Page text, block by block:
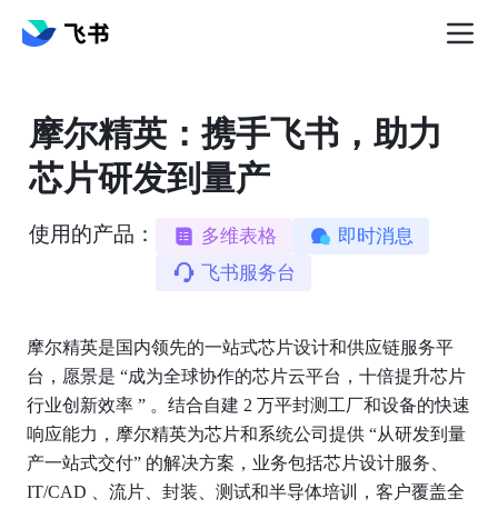
摩尔精英：携手飞书，助力
芯片研发到量产
使用的产品： 多维表格
即时消息
飞书服务台
摩尔精英是国内领先的一站式芯片设计和供应链服务平
台，愿景是 “成为全球协作的芯片云平台，十倍提升芯片
行业创新效率 ” 。结合自建 2 万平封测工厂和设备的快速
响应能力，摩尔精英为芯片和系统公司提供 “从研发到量
产一站式交付” 的解决方案，业务包括芯片设计服务、
IT/CAD 、流片、封装、测试和半导体培训，客户覆盖全